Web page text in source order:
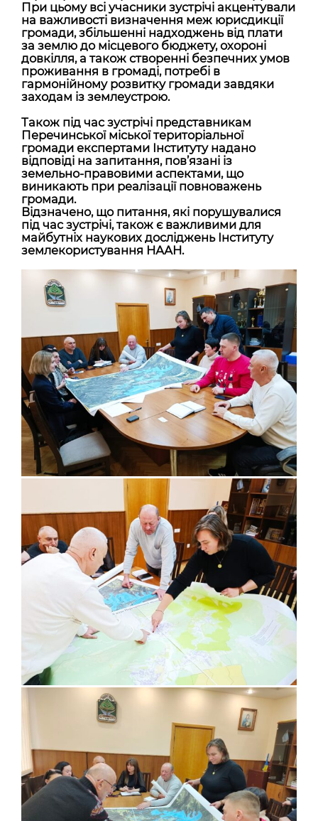
При цьому всі учасники зустрічі акцентували
на важливості визначення меж юрисдикції
громади, збільшенні надходжень від плати
за землю до місцевого бюджету, охороні
довкілля, а також створенні безпечних умов
проживання в громаді, потребі в
гармонійному розвитку громади завдяки
заходам із землеустрою.
Також під час зустрічі представникам
Перечинської міської територіальної
громади експертами Інституту надано
відповіді на запитання, пов’язані із
земельно-правовими аспектами, що
виникають при реалізації повноважень
громади.
Відзначено, що питання, які порушувалися
під час зустрічі, також є важливими для
майбутніх наукових досліджень Інституту
землекористування НААН.